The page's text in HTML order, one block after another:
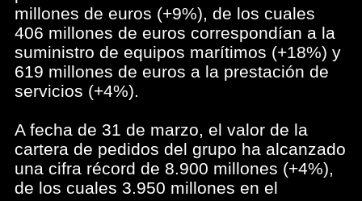
millones de euros (+9%), de los cuales
406 millones de euros correspondían a la
suministro de equipos marítimos (+18%) y
619 millones de euros a la prestación de
servicios (+4%).
A fecha de 31 de marzo, el valor de la
cartera de pedidos del grupo ha alcanzado
una cifra récord de 8.900 millones (+4%),
de los cuales 3.950 millones en el